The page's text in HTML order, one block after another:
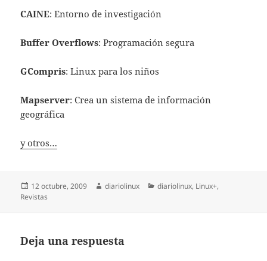
CAINE: Entorno de investigación
Buffer Overflows: Programación segura
GCompris: Linux para los niños
Mapserver: Crea un sistema de información
geográfica
y otros…
Publicado
el
12 octubre, 2009 Autor
diariolinux Categorías
diariolinux, Linux+,
Revistas
Deja una respuesta